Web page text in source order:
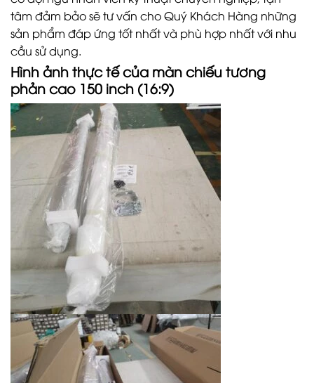
tâm đảm bảo sẽ tư vấn cho Quý Khách Hàng những
sản phẩm đáp ứng tốt nhất và phù hợp nhất với nhu
cầu sử dụng.
Hình ảnh thực tế của màn chiếu tương
phản cao 150 inch (16:9)